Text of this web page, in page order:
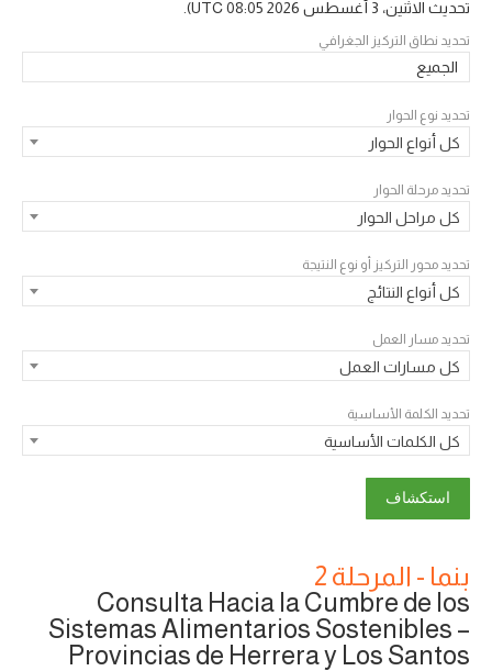
تحديث الاثنين، 3 أغسطس 2026 08:05 UTC ).
تحديد نطاق التركيز الجغرافي
الجميع
تحديد نوع الحوار
كل أنواع الحوار
تحديد مرحلة الحوار
كل مراحل الحوار
تحديد محور التركيز أو نوع النتيجة
كل أنواع النتائج
تحديد مسار العمل
كل مسارات العمل
تحديد الكلمة الأساسية
كل الكلمات الأساسية
بنما - المرحلة 2
Consulta Hacia la Cumbre de los
Sistemas Alimentarios Sostenibles –
Provincias de Herrera y Los Santos